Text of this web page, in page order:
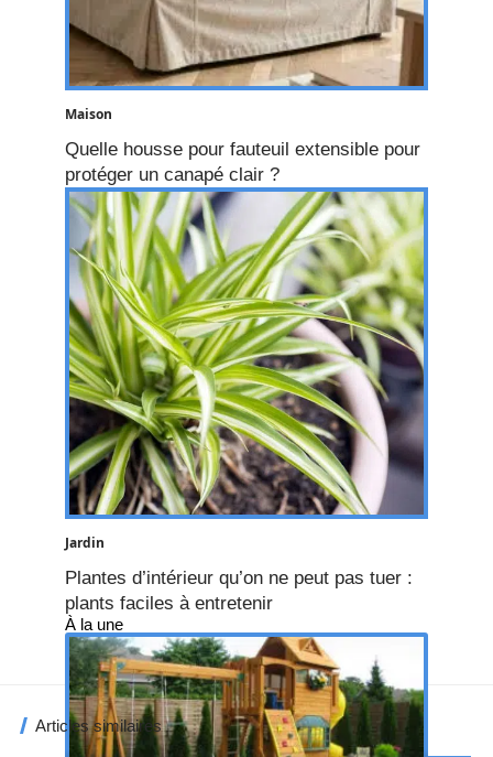
Maison
Quelle housse pour fauteuil extensible pour
protéger un canapé clair ?
Jardin
Plantes d’intérieur qu’on ne peut pas tuer :
plants faciles à entretenir
À la une
Articles similaires